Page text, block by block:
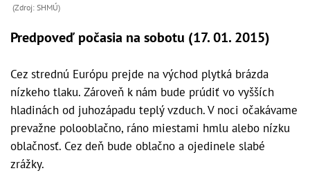
(Zdroj: SHMÚ)
Predpoveď počasia na sobotu (17. 01. 2015)
Cez strednú Európu prejde na východ plytká brázda
nízkeho tlaku. Zároveň k nám bude prúdiť vo vyšších
hladinách od juhozápadu teplý vzduch. V noci očakávame
prevažne polooblačno, ráno miestami hmlu alebo nízku
oblačnosť. Cez deň bude oblačno a ojedinele slabé
zrážky.